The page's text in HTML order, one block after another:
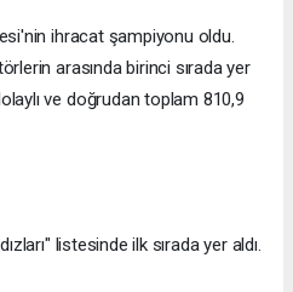
ihracat şampiyonu oldu.
arasında birinci sırada yer
ve doğrudan toplam 810,9
listesinde ilk sırada yer aldı.